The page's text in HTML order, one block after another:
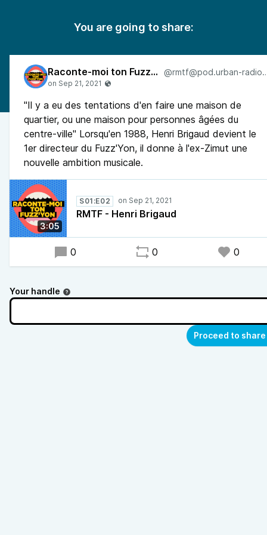
You are going to share:
Raconte-moi ton Fuzz’Yon
"Il y a eu des tentations d'en faire une maison de
quartier, ou une maison pour personnes âgées du
centre-ville" Lorsqu'en 1988, Henri Brigaud devient le
1er directeur du Fuzz'Yon, il donne à l'ex-Zimut une
nouvelle ambition musicale.
3:05
S01:E02
RMTF - Henri Brigaud
0 0 0
Your handle
Proceed to share